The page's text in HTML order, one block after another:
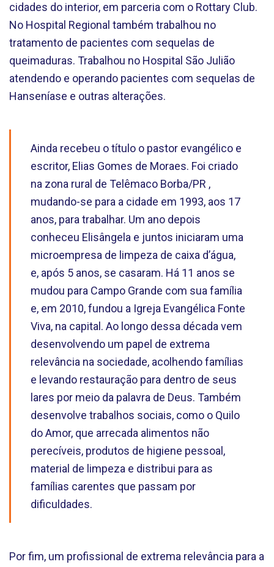
cidades do interior, em parceria com o Rottary Club.
No Hospital Regional também trabalhou no
tratamento de pacientes com sequelas de
queimaduras. Trabalhou no Hospital São Julião
atendendo e operando pacientes com sequelas de
Hanseníase e outras alterações.
Ainda recebeu o título o pastor evangélico e
escritor, Elias Gomes de Moraes. Foi criado
na zona rural de Telêmaco Borba/PR ,
mudando-se para a cidade em 1993, aos 17
anos, para trabalhar. Um ano depois
conheceu Elisângela e juntos iniciaram uma
microempresa de limpeza de caixa d’água,
e, após 5 anos, se casaram. Há 11 anos se
mudou para Campo Grande com sua família
e, em 2010, fundou a Igreja Evangélica Fonte
Viva, na capital. Ao longo dessa década vem
desenvolvendo um papel de extrema
relevância na sociedade, acolhendo famílias
e levando restauração para dentro de seus
lares por meio da palavra de Deus. Também
desenvolve trabalhos sociais, como o Quilo
do Amor, que arrecada alimentos não
perecíveis, produtos de higiene pessoal,
material de limpeza e distribui para as
famílias carentes que passam por
dificuldades.
Por fim, um profissional de extrema relevância para a